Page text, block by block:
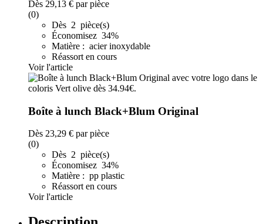
Dès 29,13 € par pièce
(0)
Dès 2 pièce(s)
Économisez 34%
Matière : acier inoxydable
Réassort en cours
Voir l'article
Boîte à lunch Black+Blum Original
Dès 23,29 € par pièce
(0)
Dès 2 pièce(s)
Économisez 34%
Matière : pp plastic
Réassort en cours
Voir l'article